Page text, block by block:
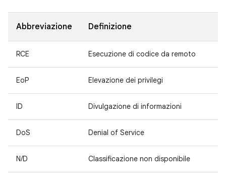
Abbreviazione Definizione
RCE Esecuzione di codice da remoto
EoP Elevazione dei privilegi
ID Divulgazione di informazioni
DoS Denial of Service
N/D Classificazione non disponibile